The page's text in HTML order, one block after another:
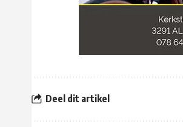
Deel dit artikel